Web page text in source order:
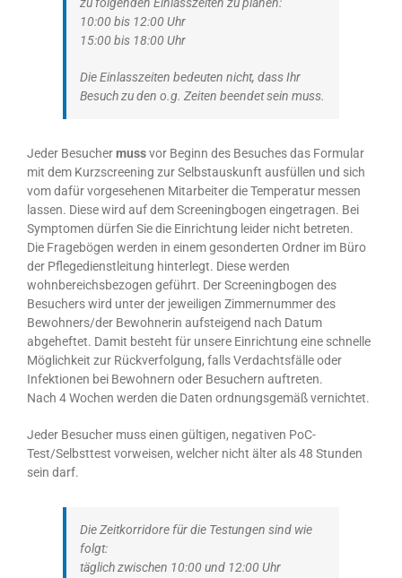
zu folgenden Einlasszeiten zu planen:
10:00 bis 12:00 Uhr
15:00 bis 18:00 Uhr
Die Einlasszeiten bedeuten nicht, dass Ihr
Besuch zu den o.g. Zeiten beendet sein muss.
Jeder Besuchermussvor Beginn des Besuches das Formular
mit dem Kurzscreening zur Selbstauskunft ausfüllen und sich
vom dafür vorgesehenen Mitarbeiter die Temperatur messen
lassen. Diese wird auf dem Screeningbogen eingetragen. Bei
Symptomen dürfen Sie die Einrichtung leider nicht betreten.
Die Fragebögen werden in einem gesonderten Ordner im Büro
der Pflegedienstleitung hinterlegt. Diese werden
wohnbereichsbezogen geführt. Der Screeningbogen des
Besuchers wird unter der jeweiligen Zimmernummer des
Bewohners/der Bewohnerin aufsteigend nach Datum
abgeheftet. Damit besteht für unsere Einrichtung eine schnelle
Möglichkeit zur Rückverfolgung, falls Verdachtsfälle oder
Infektionen bei Bewohnern oder Besuchern auftreten.
Nach 4 Wochen werden die Daten ordnungsgemäß vernichtet.
Jeder Besucher muss einen gültigen, negativen PoC-
Test/Selbsttest vorweisen, welcher nicht älter als 48 Stunden
sein darf.
Die Zeitkorridore für die Testungen sind wie
folgt:
täglich zwischen 10:00 und 12:00 Uhr